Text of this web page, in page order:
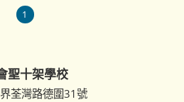
1
聖十架學校
荃灣路德圍31號